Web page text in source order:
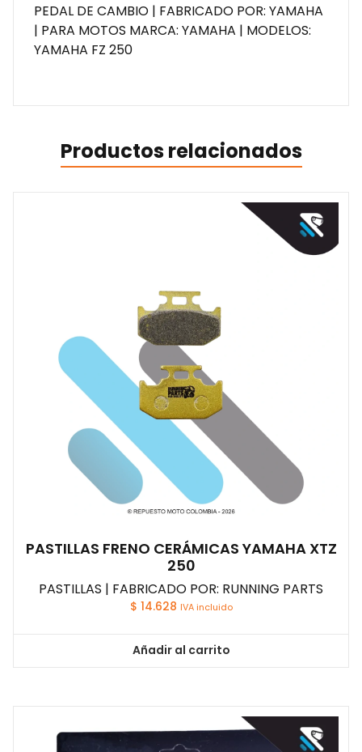
PEDAL DE CAMBIO | FABRICADO POR: YAMAHA
| PARA MOTOS MARCA: YAMAHA | MODELOS:
YAMAHA FZ 250
Productos relacionados
PASTILLAS FRENO CERÁMICAS YAMAHA XTZ
250
PASTILLAS | FABRICADO POR: RUNNING PARTS
$ 14.628 IVA incluido
Añadir al carrito